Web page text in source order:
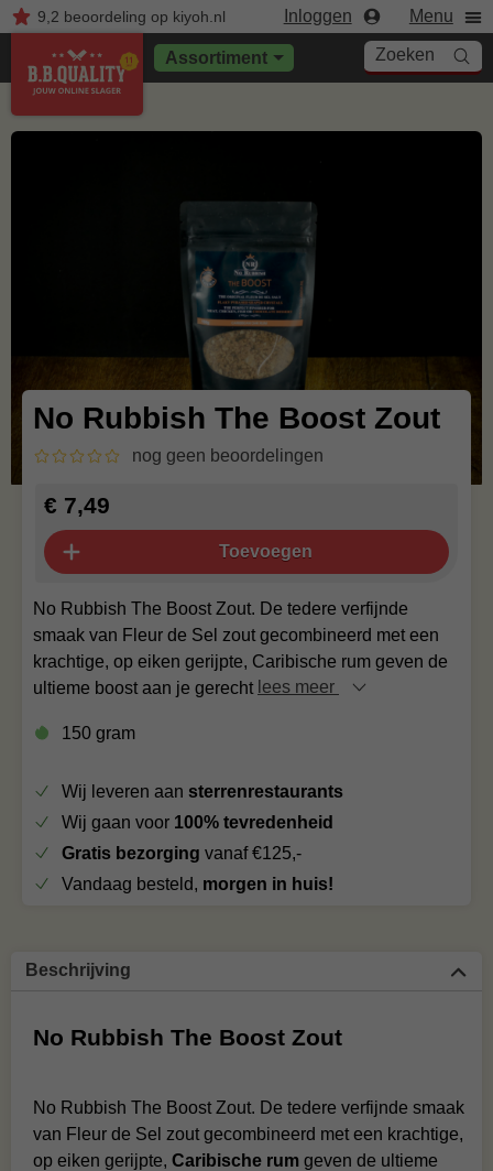
9,2 beoordelingop kiyoh.nl Inloggen Menu
Assortiment Zoeken
No Rubbish The Boost Zout
nog geen beoordelingen
No Rubbish The Boost Zout. De tedere verfijnde
smaak van Fleur de Sel zout gecombineerd met een
krachtige, op eiken gerijpte, Caribische rum geven de
ultieme boost aan je gerecht lees meer
150 gram
€ 7,49
Toevoegen
Wij leveren aan sterrenrestaurants
Wij gaan voor 100% tevredenheid
Gratis bezorging vanaf €125,-
Vandaag besteld, morgen in huis!
Beschrijving
No Rubbish The Boost Zout
No Rubbish The Boost Zout. De tedere verfijnde smaak
van Fleur de Sel zout gecombineerd met een krachtige,
op eiken gerijpte, Caribische rum geven de ultieme